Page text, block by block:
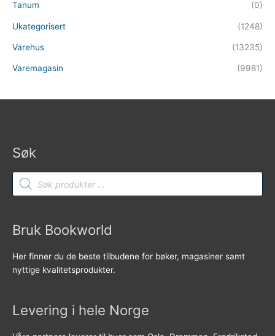
Tanum (0)
Ukategorisert (1248)
Varehus (13235)
Varemagasin (9981)
Søk
Products
search
Bruk Bookworld
Her finner du de beste tilbudene for bøker, magasiner samt
nyttige kvalitetsprodukter.
Levering i hele Norge